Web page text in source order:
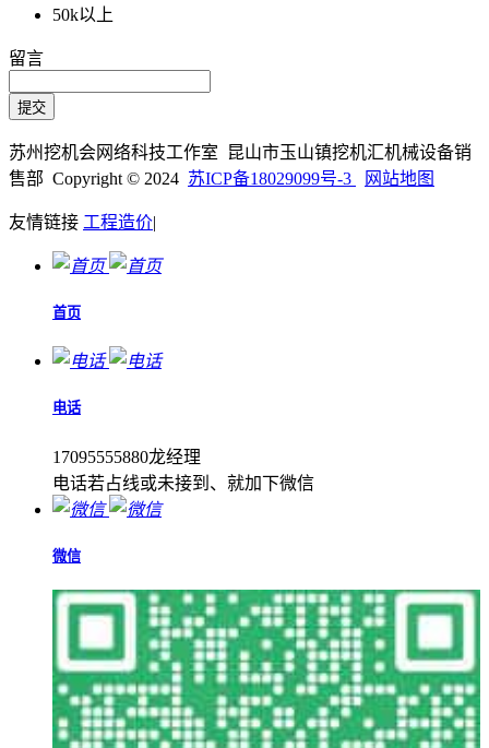
50k以上
留言
苏州挖机会网络科技工作室 昆山市玉山镇挖机汇机械设备销
售部 Copyright © 2024 苏ICP备18029099号-3 网站地图
友情链接 工程造价|
首页
电话
17095555880龙经理
电话若占线或未接到、就加下微信
微信